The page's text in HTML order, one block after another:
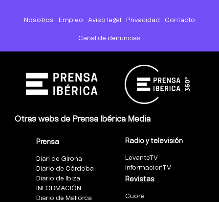
Nosotros Empleo Aviso legal Privacidad Contacto
Canal de denuncias
Otras webs de Prensa Ibérica Media
Prensa
Diari de Girona
Diario de Córdoba
Diario de Ibiza
INFORMACIÓN
Diario de Mallorca
Radio y televisión
LevanteTV
InformacionTV
Revistas
Cuore